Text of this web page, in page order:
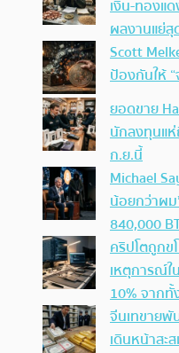
เงิน-ทองแ
ผลงานแย่สุ
Scott
ป้องกันให้
ยอดขาย
นักลงทุนแห่
ก.ย.นี้
Michael
น้อยกว่าผม
840,000
คริปโตถูกข
เหตุการณ์ใ
10% จาก
จีนเทขายพั
เดินหน้าสะ